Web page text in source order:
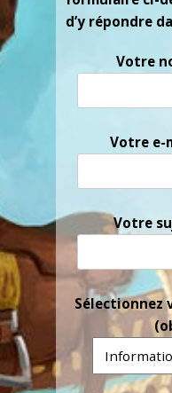
d’y répondre
Votre
Votre e-
Votre
Sélectionnez